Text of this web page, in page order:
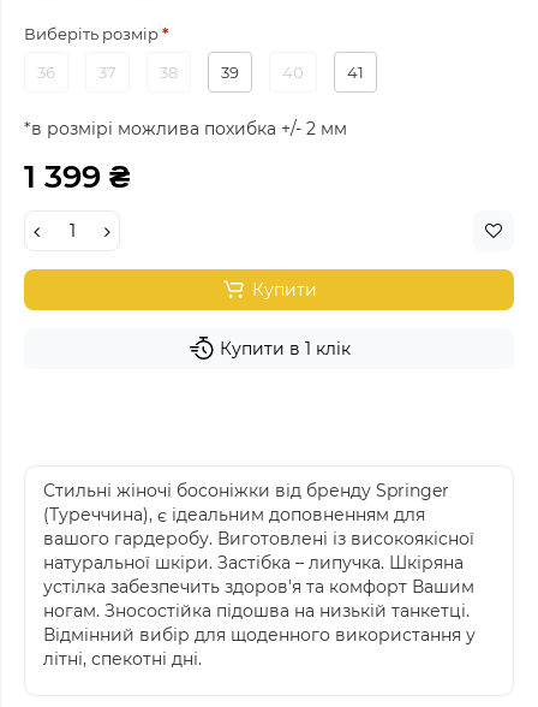
Виберіть розмір
36
37 38 39 40 41
*в розмірі можлива похибка +/- 2 мм
1 399 ₴
Купити
Купити в 1 клік
Стильні жіночі босоніжки від бренду Springer
(Туреччина), є ідеальним доповненням для
вашого гардеробу. Виготовлені із високоякісної
натуральної шкіри. Застібка – липучка. Шкіряна
устілка забезпечить здоров'я та комфорт Вашим
ногам. Зносостійка підошва на низькій танкетці.
Відмінний вибір для щоденного використання у
літні, спекотні дні.